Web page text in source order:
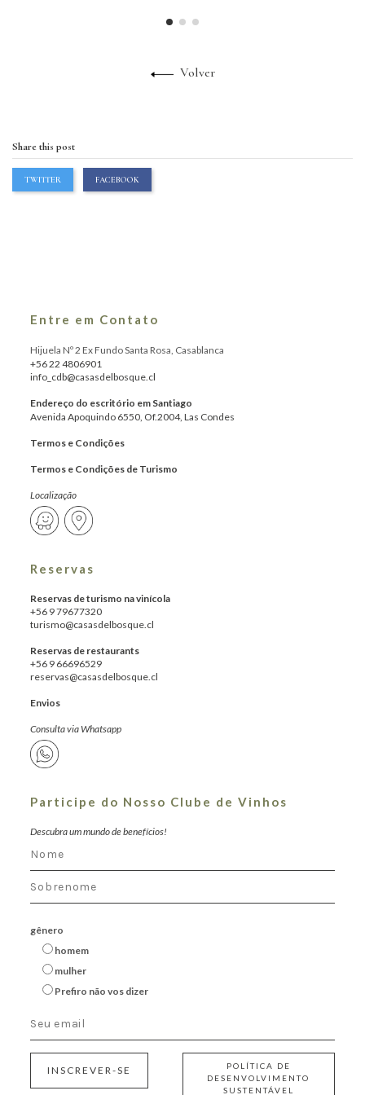
Volver
Share this post
TWITTER FACEBOOK
Entre em Contato
Hijuela Nº 2 Ex Fundo Santa Rosa, Casablanca
+56 22 4806901
info_cdb@casasdelbosque.cl
Endereço do escritório em Santiago
Avenida Apoquindo 6550, Of.2004, Las Condes
Termos e Condições
Termos e Condições de Turismo
Localização
Reservas
Reservas de turismo na vinícola
+56 9 79677320
turismo@casasdelbosque.cl
Reservas de restaurants
+56 9 66696529
reservas@casasdelbosque.cl
Envios
Consulta via Whatsapp
Participe do Nosso Clube de Vinhos
Descubra um mundo de benefícios!
gênero
homem
mulher
Prefiro não vos dizer
INSCREVER-SE
POLÍTICA DE
DESENVOLVIMENTO
SUSTENTÁVEL